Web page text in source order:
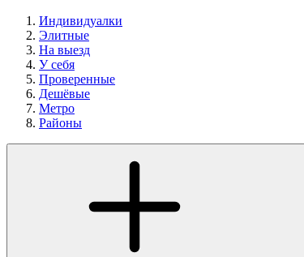
Индивидуалки
Элитные
На выезд
У себя
Проверенные
Дешёвые
Метро
Районы